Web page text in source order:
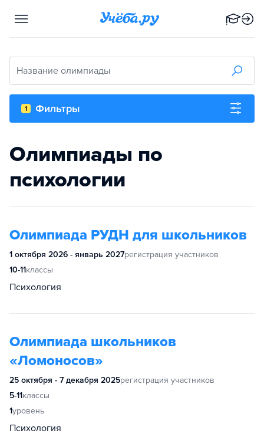
Название олимпиады
1 Фильтры
Олимпиады по
психологии
Олимпиада РУДН для школьников
1 октября 2026 - январь 2027регистрация участников
10-11классы
Психология
Олимпиада школьников
«Ломоносов»
25 октября - 7 декабря 2025регистрация участников
5-11классы
1уровень
Психология